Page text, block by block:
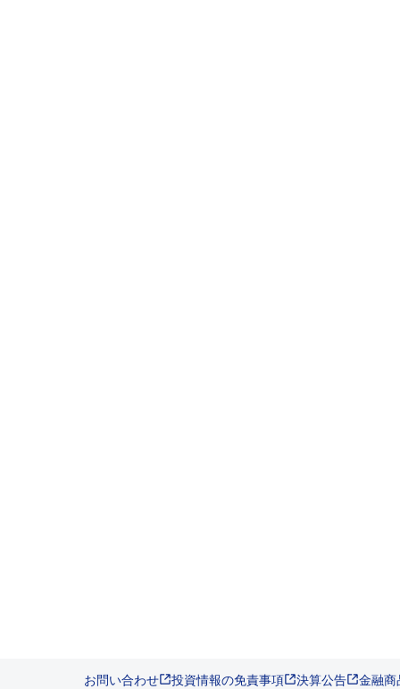
お問い合わせ 投資情報の免責事項 決算公告 金融